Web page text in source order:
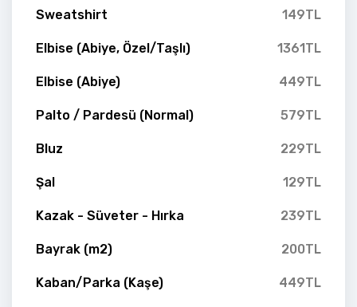
Sweatshirt 149TL
Elbise (Abiye, Özel/Taşlı) 1361TL
Elbise (Abiye) 449TL
Palto / Pardesü (Normal) 579TL
Bluz 229TL
Şal 129TL
Kazak - Süveter - Hırka 239TL
Bayrak (m2) 200TL
Kaban/Parka (Kaşe) 449TL